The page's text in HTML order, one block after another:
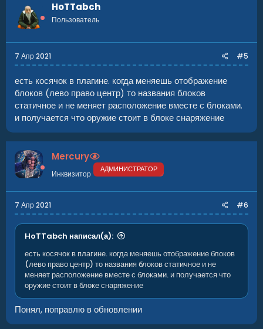
HoTTabch
Пользователь
7 Апр 2021 #5
есть косячок в плагине. когда меняешь отображение
блоков (лево право центр) то названия блоков
статичное и не меняет расположение вместе с блоками.
и получается что оружие стоит в блоке снаряжение
Mercury
Инквизитор АДМИНИСТРАТОР
7 Апр 2021 #6
HoTTabch написал(а):
есть косячок в плагине. когда меняешь отображение блоков
(лево право центр) то названия блоков статичное и не
меняет расположение вместе с блоками. и получается что
оружие стоит в блоке снаряжение
Понял, поправлю в обновлении